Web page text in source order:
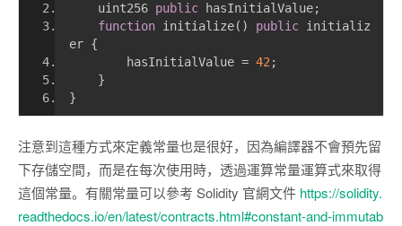
    uint256
public hasInitialValue;
function initialize() public initializ
er {
        hasInitialValue
= 42 ;
}
}
注意到這種方式來定義常量也是很好，因為編譯器不會預先留
下存儲空間，而是在每次使用時，透過運算常量運算式來取得
這個常量。有關常量可以參考 Solidity 官網文件 https://solidity.
readthedocs.io/en/latest/contracts.html#constant-and-immutab